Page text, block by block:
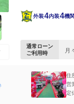
外装4内装4機
通常ローン
ご利用時
月
住
営
定